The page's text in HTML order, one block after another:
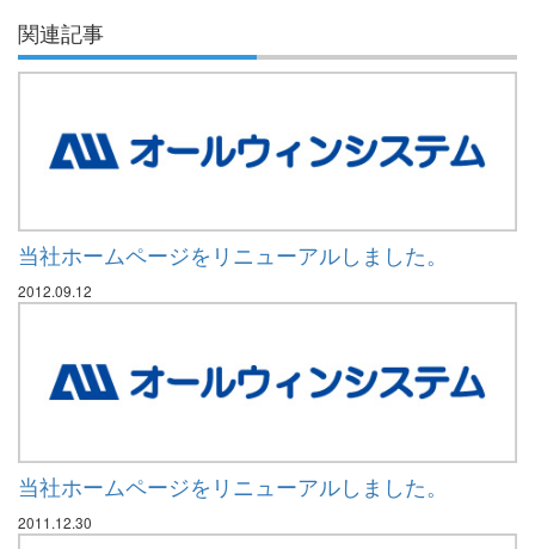
関連記事
当社ホームページをリニューアルしました。
2012.09.12
当社ホームページをリニューアルしました。
2011.12.30